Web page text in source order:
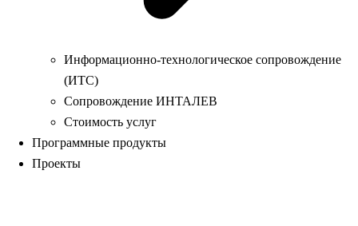
Информационно-технологическое сопровождение
(ИТС)
Сопровождение ИНТАЛЕВ
Стоимость услуг
Программные продукты
Проекты